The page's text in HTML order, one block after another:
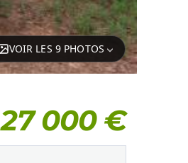
VOIR LES 9 PHOTOS
27 000€